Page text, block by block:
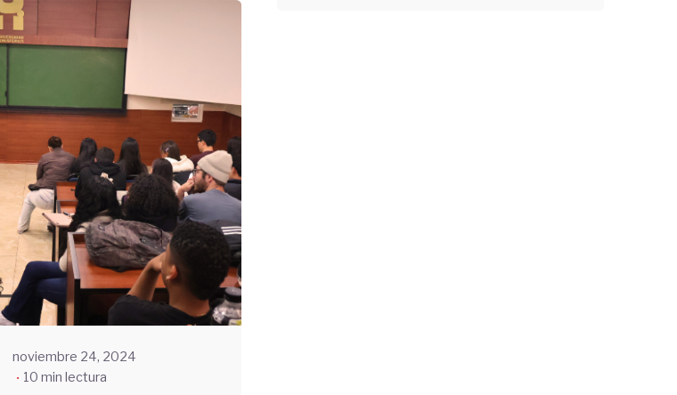
Enviado
por
UHE
noviembre 24, 2024
10 min lectura